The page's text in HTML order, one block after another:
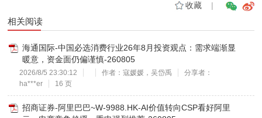
收藏|
相关阅读
海通国际-中国必选消费行业26年8月投资观点：需求端渐显
暖意，资金面仍偏谨慎-260805
2026/8/5 23:30:12 作者：寇媛媛，吴岱禹
分享者：
ha***er
16 页
招商证券-阿里巴巴~W-9988.HK-AI价值转向CSP看好阿里